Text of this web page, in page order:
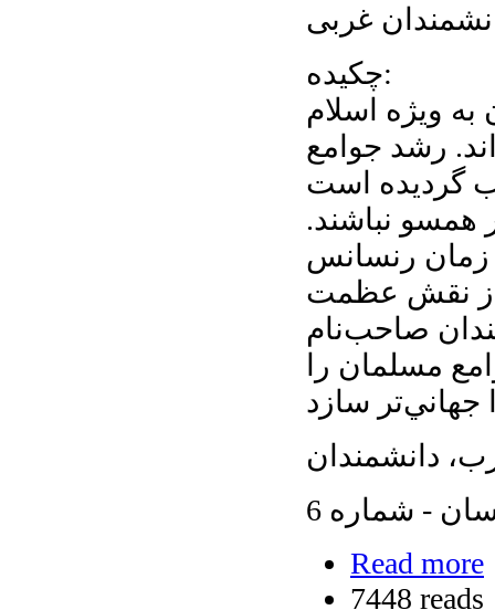
غربی
چكيده:
به ويژه اسلام
رشد جوامع
گرديده است
نباشند.
زمان رنسانس
از نقش عظمت
صاحب‌نام
مسلمان را
- شماره 6
Read more
7448 reads